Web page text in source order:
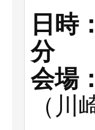
日時
分
会場
（